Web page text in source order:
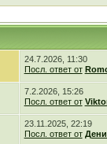
24.7.2026, 11:30
Посл. ответ от
7.2.2026, 15:26
Посл. ответ от
23.11.2025, 22:19
Посл. ответ от